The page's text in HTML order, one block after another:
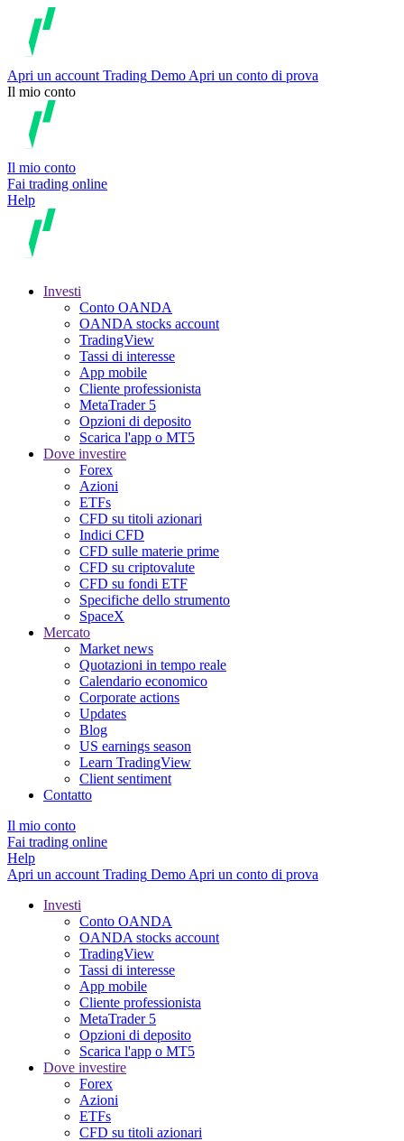
Apri un account Trading Demo Apri un conto di prova
Il mio conto
Il mio conto
Fai trading online
Help
Investi
Conto OANDA
OANDA stocks account
TradingView
Tassi di interesse
App mobile
Cliente professionista
MetaTrader 5
Opzioni di deposito
Scarica l'app o MT5
Dove investire
Forex
Azioni
ETFs
CFD su titoli azionari
Indici CFD
CFD sulle materie prime
CFD su criptovalute
CFD su fondi ETF
Specifiche dello strumento
SpaceX
Mercato
Market news
Quotazioni in tempo reale
Calendario economico
Corporate actions
Updates
Blog
US earnings season
Learn TradingView
Client sentiment
Contatto
Il mio conto
Fai trading online
Help
Apri un account Trading Demo Apri un conto di prova
Investi
Conto OANDA
OANDA stocks account
TradingView
Tassi di interesse
App mobile
Cliente professionista
MetaTrader 5
Opzioni di deposito
Scarica l'app o MT5
Dove investire
Forex
Azioni
ETFs
CFD su titoli azionari